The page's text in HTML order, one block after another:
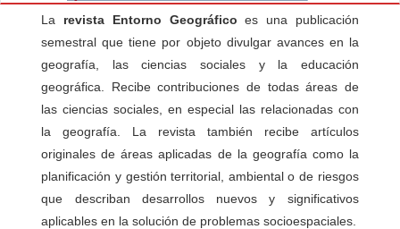
La revista Entorno Geográfico es una publicación
semestral que tiene por objeto divulgar avances en la
geografía, las ciencias sociales y la educación
geográfica. Recibe contribuciones de todas áreas de
las ciencias sociales, en especial las relacionadas con
la geografía. La revista también recibe artículos
originales de áreas aplicadas de la geografía como la
planificación y gestión territorial, ambiental o de riesgos
que describan desarrollos nuevos y significativos
aplicables en la solución de problemas socioespaciales.